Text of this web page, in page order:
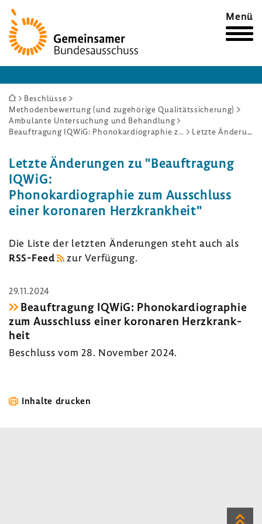
Zur
Startseite
Menü
Sie
sind
hier:
Beschlüsse
Methodenbewertung (und zugehörige Qualitätssicherung)
Ambulante Untersuchung und Behandlung
Beauftragung IQWiG: Phonokardiographie zum Ausschluss einer koronaren Herzkrankheit
Letzte Änderungen
Letzte Ände­rungen zu "Beauf­tra­gung
IQWiG:
Phono­kar­dio­gra­phie zum Ausschluss
einer koro­naren Herz­krank­heit"
Die Liste der letzten Ände­rungen steht auch als
RSS-​Feed
zur Verfü­gung.
29.11.2024
Beauf­tra­gung IQWiG: Phono­kar­dio­gra­phie
zum Ausschluss einer koro­naren Herz­krank­
heit
Beschluss vom 28. November 2024.
Inhalte drucken
Zum